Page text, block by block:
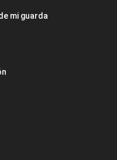
mi guarda